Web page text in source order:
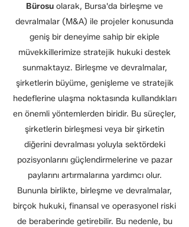
Bürosu olarak, Bursa'da birleşme ve
devralmalar (M&A) ile projeler konusunda
geniş bir deneyime sahip bir ekiple
müvekkillerimize stratejik hukuki destek
sunmaktayız. Birleşme ve devralmalar,
şirketlerin büyüme, genişleme ve stratejik
hedeflerine ulaşma noktasında kullandıkları
en önemli yöntemlerden biridir. Bu süreçler,
şirketlerin birleşmesi veya bir şirketin
diğerini devralması yoluyla sektördeki
pozisyonlarını güçlendirmelerine ve pazar
paylarını artırmalarına yardımcı olur.
Bununla birlikte, birleşme ve devralmalar,
birçok hukuki, finansal ve operasyonel riski
de beraberinde getirebilir. Bu nedenle, bu